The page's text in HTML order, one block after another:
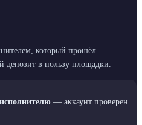
который прошёл
в пользу площадки.
— аккаунт проверен